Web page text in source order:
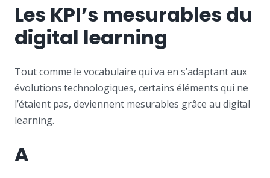
Les KPI’s mesurables du
digital learning
Tout comme le vocabulaire qui va en s’adaptant aux
évolutions technologiques, certains éléments qui ne
l’étaient pas, deviennent mesurables grâce au digital
learning.
A